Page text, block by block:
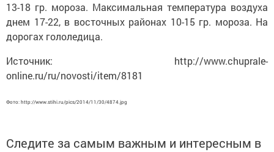
13-18 гр. мороза. Максимальная температура воздуха
днем 17-22, в восточных районах 10-15 гр. мороза. На
дорогах гололедица.
Источник: http://www.chuprale-
online.ru/ru/novosti/item/8181
Фото: http://www.stihi.ru/pics/2014/11/30/4874.jpg
Следите за самым важным и интересным в